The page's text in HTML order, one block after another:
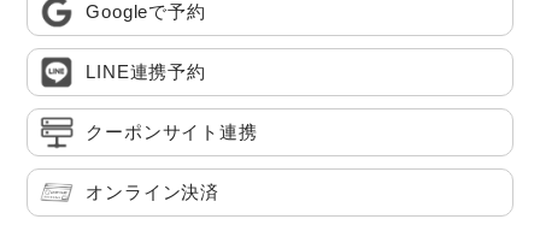
Googleで予約
LINE連携予約
クーポンサイト連携
オンライン決済